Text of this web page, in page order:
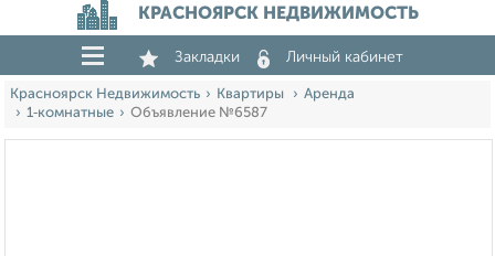
КРАСНОЯРСК НЕДВИЖИМОСТЬ
Закладки Личный кабинет
Красноярск Недвижимость Квартиры
Аренда
1‑комнатные
Объявление №6587